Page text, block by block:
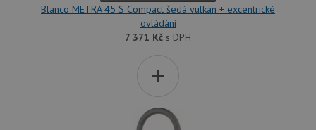
Blanco METRA 45 S Compact šedá vulkán + excentrické
ovládání
7 371 Kč s DPH
+